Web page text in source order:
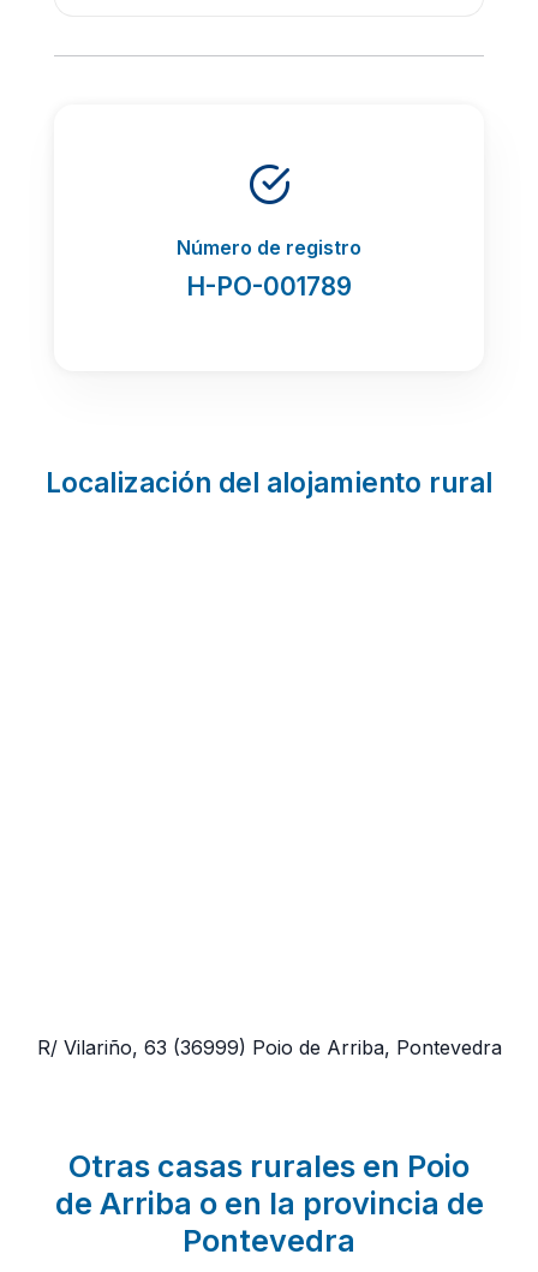
Número de registro
H-PO-001789
Localización del alojamiento rural
R/ Vilariño, 63 (36999) Poio de Arriba, Pontevedra
Otras casas rurales en Poio
de Arriba o en la provincia de
Pontevedra